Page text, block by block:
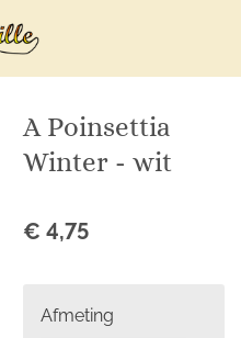
A Poinsettia
Winter - wit
€ 4,75
Afmeting